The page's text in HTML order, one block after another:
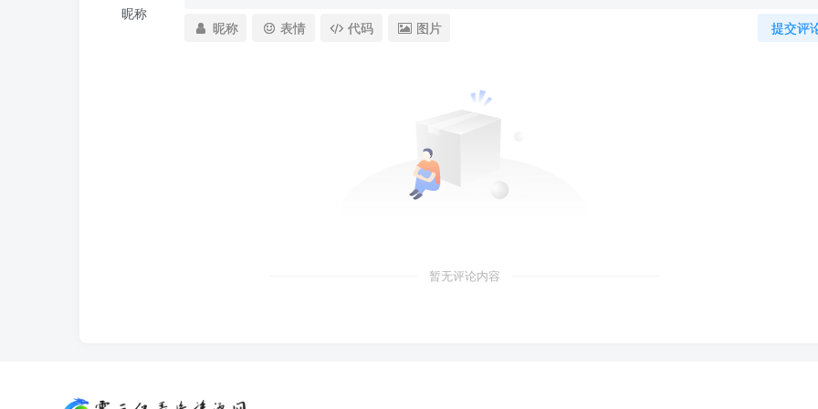
昵称
提交评
昵称 表情 代码 图片
暂无评论内容